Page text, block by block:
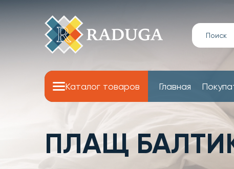
Каталог товаров Главная
ПЛАЩ